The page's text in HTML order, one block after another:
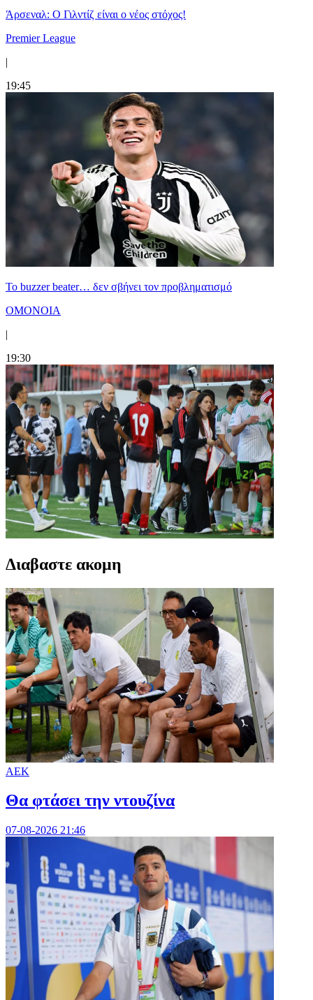
Άρσεναλ: Ο Γιλντίζ είναι ο νέος στόχος!
Premier League
|
19:45
Το buzzer beater… δεν σβήνει τoν προβληματισμό
ΟΜΟΝΟΙΑ
|
19:30
Διαβαστε ακομη
ΑΕΚ
Θα φτάσει την ντουζίνα
07-08-2026 21:46